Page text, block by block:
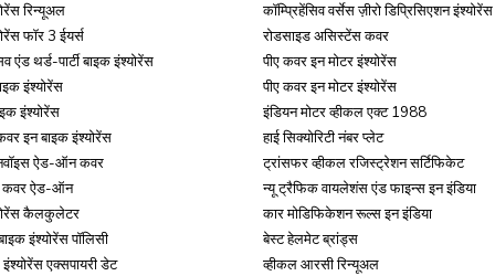
रिन्यूअल
फॉर 3 ईयर्स
एंड थर्ड-पार्टी बाइक इंश्योरेंस
इंश्योरेंस
इंश्योरेंस
इन बाइक इंश्योरेंस
ऐड-ऑन कवर
कवर ऐड-ऑन
कैलकुलेटर
इंश्योरेंस पॉलिसी
एक्सपायरी डेट
कॉम्प्रिहेंसिव वर्सेस ज़ीरो डिप्रिसिएशन इंश्योरेंस
रोडसाइड असिस्टेंस कवर
पीए कवर इन मोटर इंश्योरेंस
पीए कवर इन मोटर इंश्योरेंस
इंडियन मोटर व्हीकल एक्ट 1988
हाई सिक्योरिटी नंबर प्लेट
ट्रांसफर व्हीकल रजिस्ट्रेशन सर्टिफिकेट
न्यू ट्रैफिक वायलेशंस एंड फाइन्स इन इंडिया
कार मोडिफिकेशन रूल्स इन इंडिया
बेस्ट हेलमेट ब्रांड्स
व्हीकल आरसी रिन्यूअल